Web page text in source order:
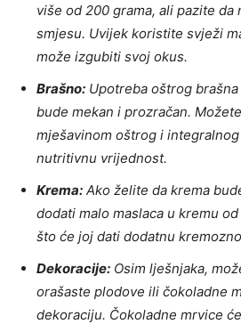
više od 200 grama, ali pazite
smjesu. Uvijek koristite svježi
može izgubiti svoj okus.
Brašno: Upotreba oštrog
bude mekan i prozračan.
mješavinom oštrog i
nutritivnu vrijednost.
Krema: Ako želite da krema
dodati malo maslaca u kremu
što će joj dati dodatnu
Dekoracije: Osim lješnjaka,
orašaste plodove ili čokoladne
dekoraciju. Čokoladne mrvice